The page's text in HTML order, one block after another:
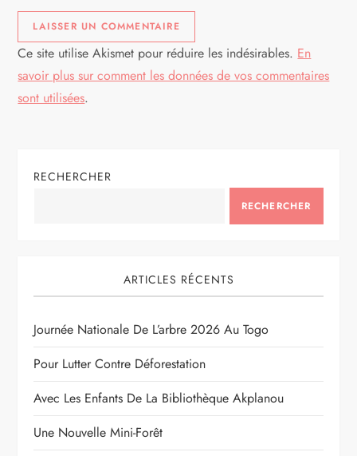
Ce site utilise Akismet pour réduire les indésirables. En
savoir plus sur comment les données de vos commentaires
sont utilisées.
RECHERCHER
RECHERCHER
ARTICLES RÉCENTS
Journée Nationale De L’arbre 2026 Au Togo
Pour Lutter Contre Déforestation
Avec Les Enfants De La Bibliothèque Akplanou
Une Nouvelle Mini-Forêt